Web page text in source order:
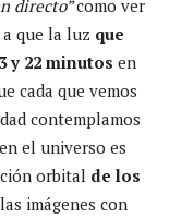
directo”como ver
que la luz que
3 y 22 minutos en
cada que vemos
contemplamos
el universo es
orbital de los
imágenes con